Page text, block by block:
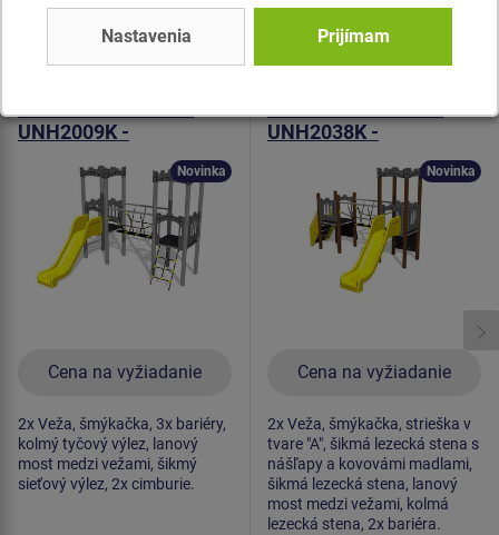
Podobný tovar
Herná zostava hrad
UNH2009K -
Cena na vyžiadanie
Novinka
2x Veža, šmýkačka, 3x bariéry,
kolmý tyčový výlez, lanový
most medzi vežami, šikmý
sieťový výlez, 2x cimburie.
Herná zostava hrad
UNH2038K -
Cena na vyžiadanie
Novinka
2x Veža, šmýkačka, strieška v
tvare "A", šikmá lezecká stena s
nášľapy a kovovámi madlami,
šikmá lezecká stena, lanový
most medzi vežami, kolmá
lezecká stena, 2x bariéra.
Nastavenia Prijímam